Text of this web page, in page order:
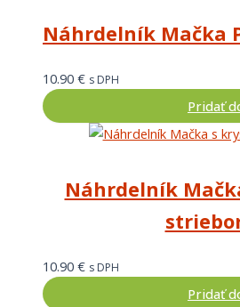
Náhrdelník Mačka
10.90 € s DPH
Pridať
Náhrdelník
10.90 € s DPH
Pridať